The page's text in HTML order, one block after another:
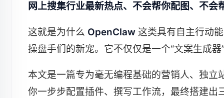
网上搜集行业最新热点、不会帮你配图、不
这就是为什么 OpenClaw 这类具有自主行动
操盘手们的新宠。它不仅仅是一个“文案生成
本文是一篇专为毫无编程基础的营销人、独
你一步步配置插件、撰写工作流，最终搭建